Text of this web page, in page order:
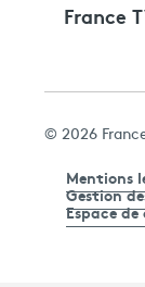
France
© 2026
Mentions
Gestion
Espace